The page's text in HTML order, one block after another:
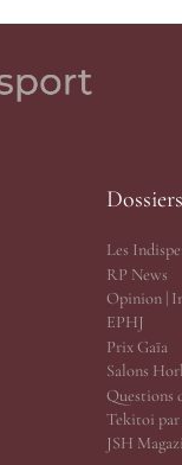
Les
RP News
Opinion |
EPHJ
Prix Gaïa
Salons
Questions
Tekitoi
JSH